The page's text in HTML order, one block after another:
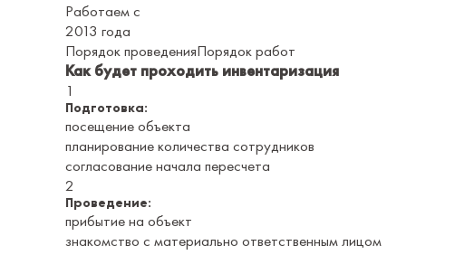
Работаем с
2013 года
Порядок проведенияПорядок работ
Как будет проходить инвентаризация
1
Подготовка:
посещение объекта
планирование количества сотрудников
согласование начала пересчета
2
Проведение:
прибытие на объект
знакомство с материально ответственным лицом